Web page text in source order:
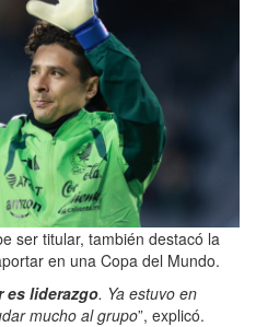
ser titular, también destacó la
en una Copa del Mundo.
es liderazgo. Ya estuvo en
mucho al grupo”, explicó.